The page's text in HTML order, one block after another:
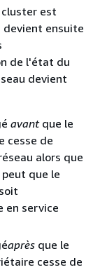
est
devient ensuite
de l'état du
devient
avantque le
cesse de
alors que
que le
en service
après que le
cesse de